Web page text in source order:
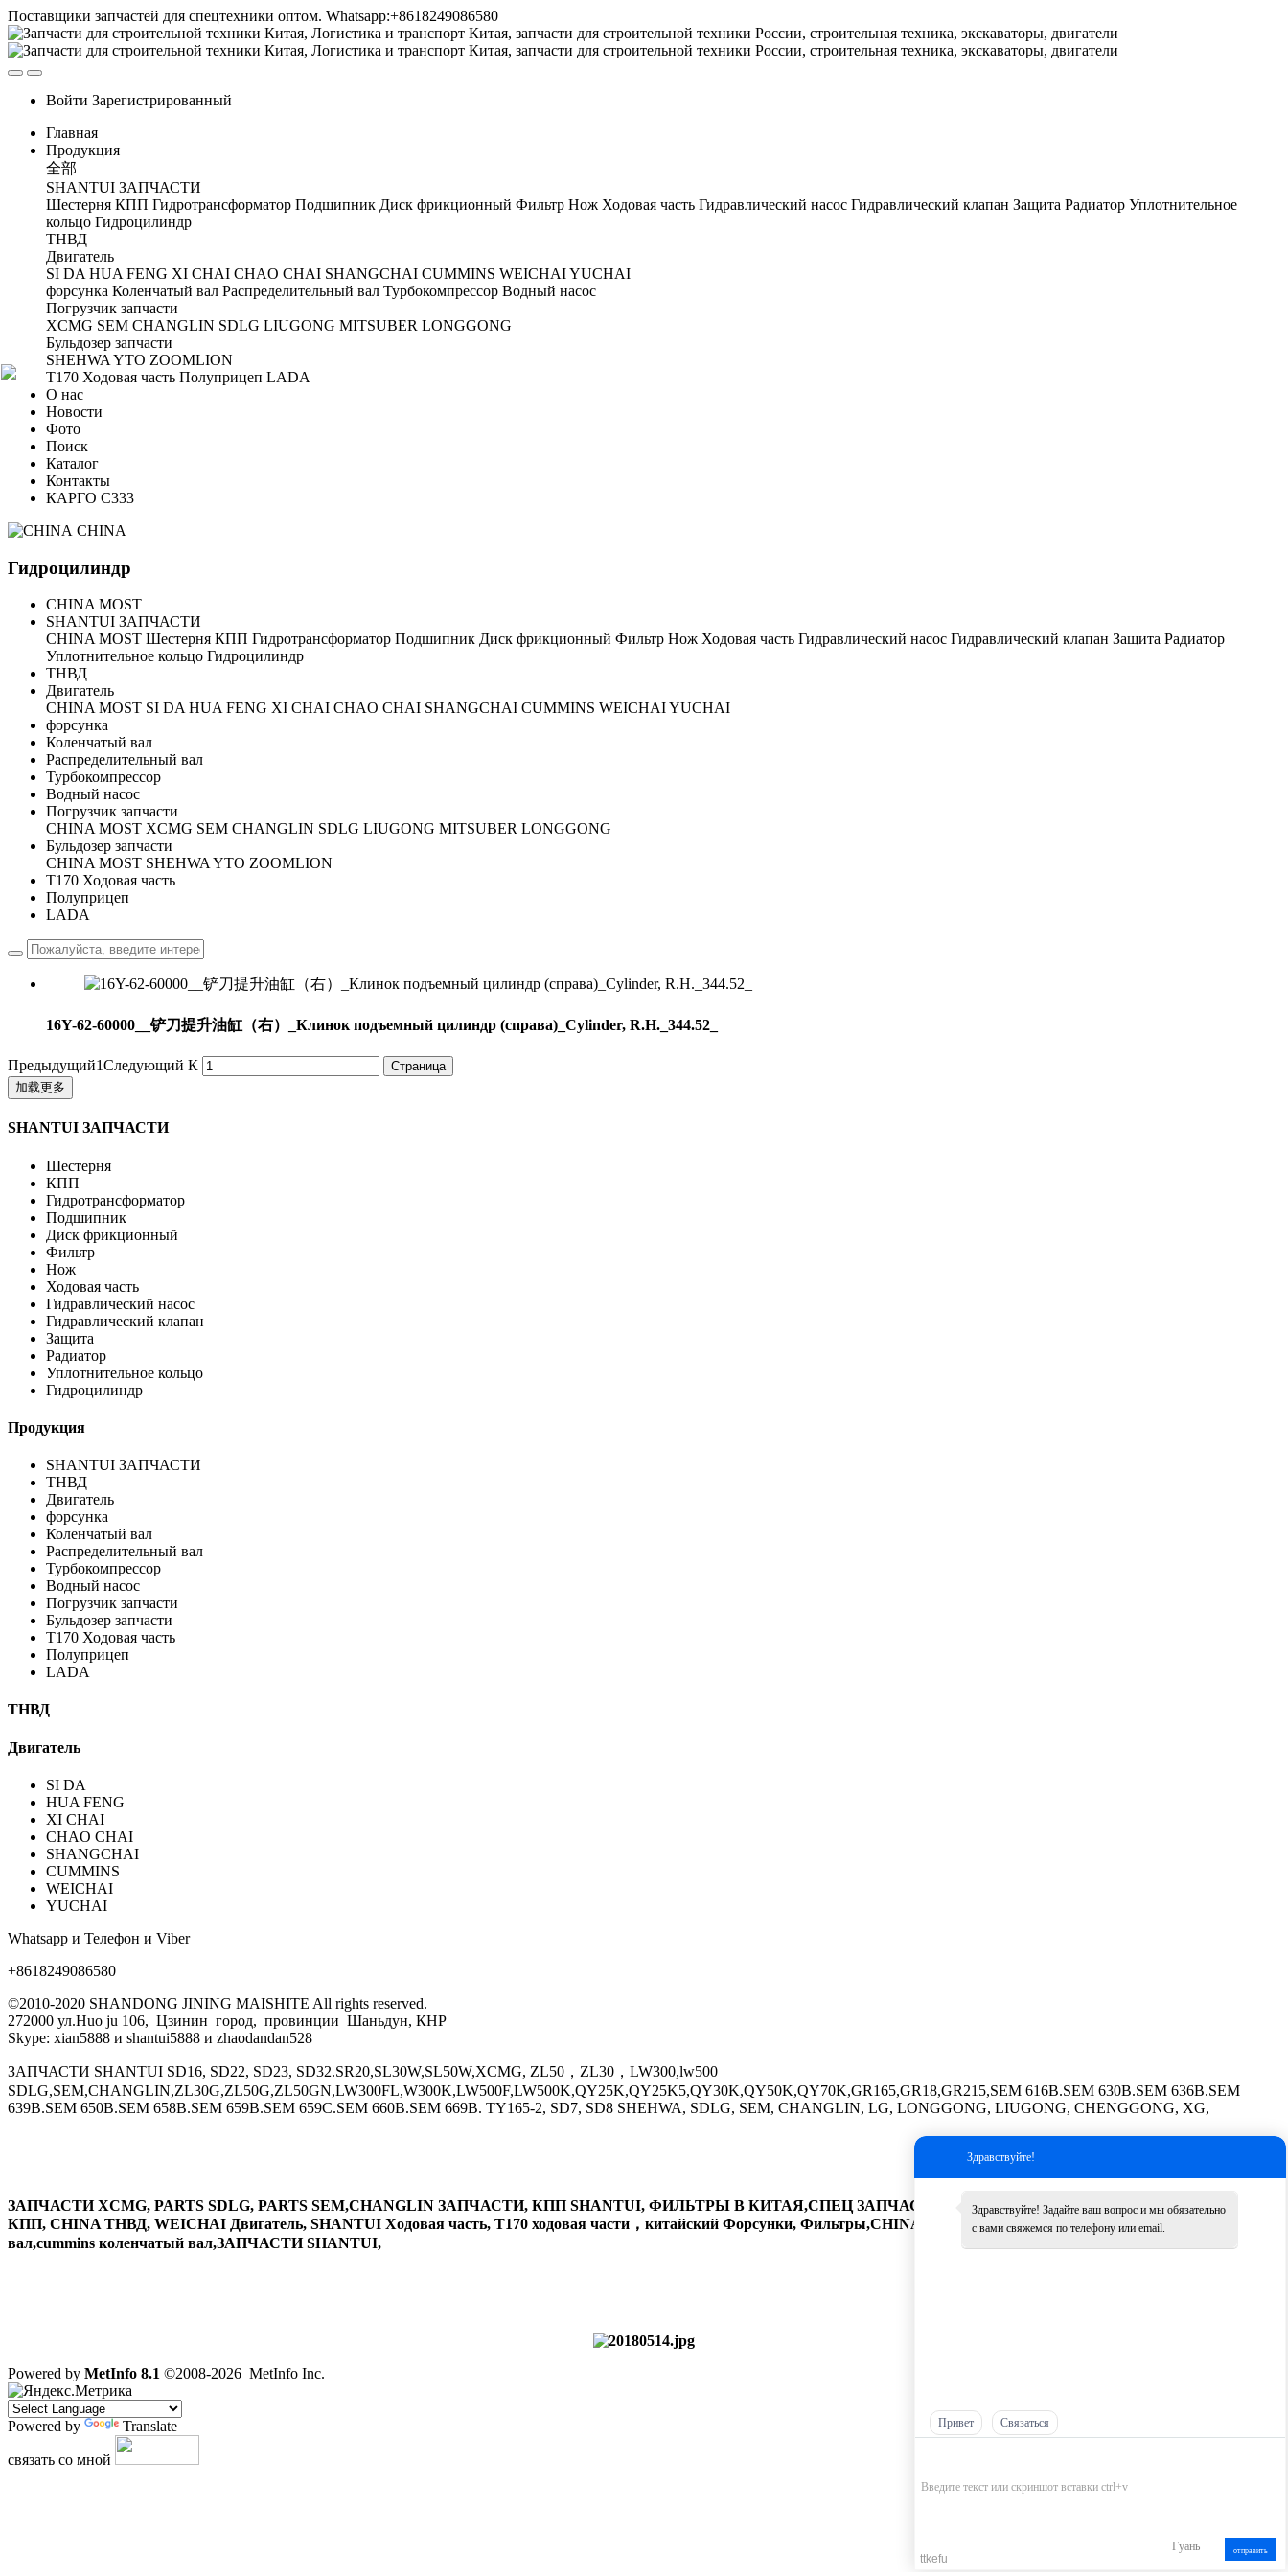
Поставщики запчастей для спецтехники оптом. Whatsapp:+8618249086580
Войти Зарегистрированный
Главная
Продукция
全部
SHANTUI ЗАПЧАСТИ
Шестерня КПП Гидротрансформатор Подшипник Диск фрикционный Фильтр Нож Ходовая часть Гидравлический насос Гидравлический клапан Защита Радиатор Уплотнительное
кольцо Гидроцилиндр
ТНВД
Двигатель
SI DA HUA FENG XI CHAI CHAO CHAI SHANGCHAI CUMMINS WEICHAIYUCHAI
форсунка Коленчатый вал Распределительный вал Турбокомпрессор Водный насос
Погрузчик запчасти
XCMG SEM CHANGLIN SDLG LIUGONG MITSUBER LONGGONG
Бульдозер запчасти
SHEHWA YTO ZOOMLION
T170 Ходовая часть Полуприцеп LADA
О нас
Новости
Фото
Поиск
Каталог
Контакты
КАРГО С333
CHINA
Гидроцилиндр
CHINA MOST
SHANTUI ЗАПЧАСТИ
CHINA MOST Шестерня КПП Гидротрансформатор Подшипник Диск фрикционный Фильтр Нож Ходовая часть Гидравлический насос Гидравлический клапан Защита Радиатор
Уплотнительное кольцо Гидроцилиндр
ТНВД
Двигатель
CHINA MOST SI DA HUA FENG XI CHAI CHAO CHAI SHANGCHAI CUMMINS WEICHAIYUCHAI
форсунка
Коленчатый вал
Распределительный вал
Турбокомпрессор
Водный насос
Погрузчик запчасти
CHINA MOST XCMG SEM CHANGLIN SDLG LIUGONG MITSUBER LONGGONG
Бульдозер запчасти
CHINA MOST SHEHWAYTO ZOOMLION
T170 Ходовая часть
Полуприцеп
LADA
16Y-62-60000__铲刀提升油缸（右）_Клинок подъемный цилиндр (справа)_Cylinder, R.H._344.52_
Предыдущий1Следующий К
加载更多
SHANTUI ЗАПЧАСТИ
Шестерня
КПП
Гидротрансформатор
Подшипник
Диск фрикционный
Фильтр
Нож
Ходовая часть
Гидравлический насос
Гидравлический клапан
Защита
Радиатор
Уплотнительное кольцо
Гидроцилиндр
Продукция
SHANTUI ЗАПЧАСТИ
ТНВД
Двигатель
форсунка
Коленчатый вал
Распределительный вал
Турбокомпрессор
Водный насос
Погрузчик запчасти
Бульдозер запчасти
T170 Ходовая часть
Полуприцеп
LADA
ТНВД
Двигатель
SI DA
HUA FENG
XI CHAI
CHAO CHAI
SHANGCHAI
CUMMINS
WEICHAI
YUCHAI
Whatsapp и Телефон и Viber
+8618249086580
©2010-2020 SHANDONG JINING MAISHITE All rights reserved.
272000 ул.Huo ju 106, Цзинин город, провинции Шаньдун, КНР
Skype: xian5888 и shantui5888 и zhaodandan528
ЗАПЧАСТИ SHANTUI SD16, SD22, SD23, SD32.SR20,SL30W,SL50W,XCMG, ZL50，ZL30，LW300,lw500
SDLG,SEM,CHANGLIN,ZL30G,ZL50G,ZL50GN,LW300FL,W300K,LW500F,LW500K,QY25K,QY25K5,QY30K,QY50K,QY70K,GR165,GR18,GR215,SEM 616B.SEM 630B.SEM 636B.SEM
639B.SEM 650B.SEM 658B.SEM 659B.SEM 659C.SEM 660B.SEM 669B. TY165-2, SD7, SD8 SHEHWA, SDLG, SEM, CHANGLIN, LG, LONGGONG, LIUGONG, CHENGGONG, XG,
ЗАПЧАСТИ XCMG, PARTS SDLG, PARTS SEM,CHANGLIN ЗАПЧАСТИ, КПП SHANTUI, ФИЛЬТРЫ В КИТАЯ,СПЕЦ ЗАПЧАСТИ,Запчасти SHANTUI, ЗАПЧАСТИ XCMG, ZF
КПП, CHINA ТНВД, WEICHAI Двигатель, SHANTUI Ходовая часть, T170 ходовая части，китайский Форсунки, Фильтры,CHINA Гидравлический насос, weichai коленчатый
вал,cummins коленчатый вал,ЗАПЧАСТИ SHANTUI,
Powered by MetInfo 8.1 ©2008-2026 MetInfo Inc.
Powered by Translate
связать со мной
Здравствуйте!
Здравствуйте! Задайте ваш вопрос и мы обязательно
с вами свяжемся по телефону или email.
Привет Связаться
ttkefu
Гуань отправить